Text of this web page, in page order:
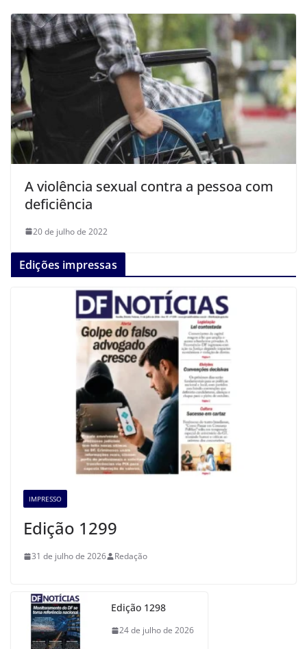
A violência sexual contra a pessoa com
deficiência
20 de julho de 2022
Edições impressas
IMPRESSO
Edição 1299
31 de julho de 2026 Redação
Edição 1298
24 de julho de 2026